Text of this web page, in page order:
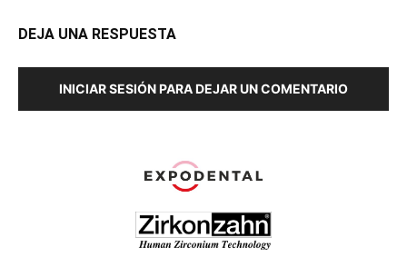
DEJA UNA RESPUESTA
INICIAR SESIÓN PARA DEJAR UN COMENTARIO